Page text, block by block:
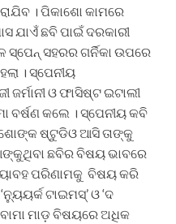
। ପିକାଶୋ କାମରେ
ଯାଏଁ ଛବି ପାଇଁ ଦରକାରୀ
ସହରର ଗର୍ନିକା ଉପରେ
। ସ୍ପେନୀୟ
ଜର୍ମାନୀ ଓ ଫାସିଷ୍ଟ ଇଟାଲୀ
ବର୍ଷଣ କଲେ । ସ୍ପେନୀୟ କବି
ଷ୍ଟୁଡିଓ ଆସି ତାଙ୍କୁ
ଛବିର ବିଷୟ ଭାବରେ
ପରିଣାମକୁ ବିଷୟ କରି
ଟାଇମସ୍’ ଓ ‘ଦ
ମାଡ଼ ବିଷୟରେ ଅଧିକ